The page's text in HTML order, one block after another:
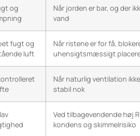
og
Når jorden er bar, og der
vand
fugt og
luft
Når ristene er for få,
uhensigtsmæssigt
Når naturlig ventilation
stabil nok
Ved tilbagevendende høj
kondens og skimmelrisiko